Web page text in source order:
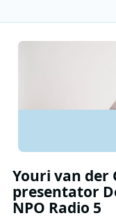
Youri van der
presentator
NPO Radio 5